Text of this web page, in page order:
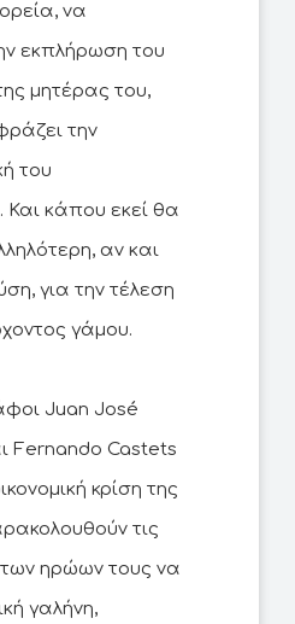
να
εκπλήρωση του
μητέρας του,
την
του
κάπου εκεί θα
αν και
για την τέλεση
γάμου.
Juan José
Fernando Castets
κρίση της
τις
ηρώων τους να
γαλήνη,